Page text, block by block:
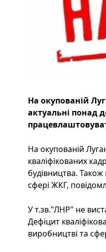
На окупованій
актуальні понад
На окупованій
кваліфікованих
будівництва.
сфері ЖКГ,
У т.зв."ЛНР" не
Дефіцит
виробництві та